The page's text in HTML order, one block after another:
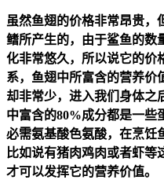
虽然鱼翅的价格非常昂贵，
鳍所产生的，由于鲨鱼的数
化非常悠久，所以说它的价
系，鱼翅中所富含的营养价
却非常少，进入我们身体之
中富含的80%成分都是一些
必需氨基酸色氨酸，在烹饪
比如说有猪肉鸡肉或者虾
才可以发挥它的营养价值。